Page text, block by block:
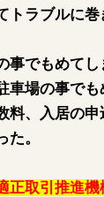
トラブルに巻
でもめてし
車場の事でも
料、入居の
。
正取引推進